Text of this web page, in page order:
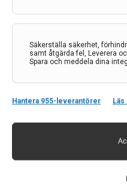
Säkerställa säkerhet,
samt åtgärda fel, Leverera
Spara och meddela dina
Hantera 955-leverantörer
Kontakt
Neurologi i Sverige
c/o Forskaren Office
113 68 Stockholm
nis@pharma-